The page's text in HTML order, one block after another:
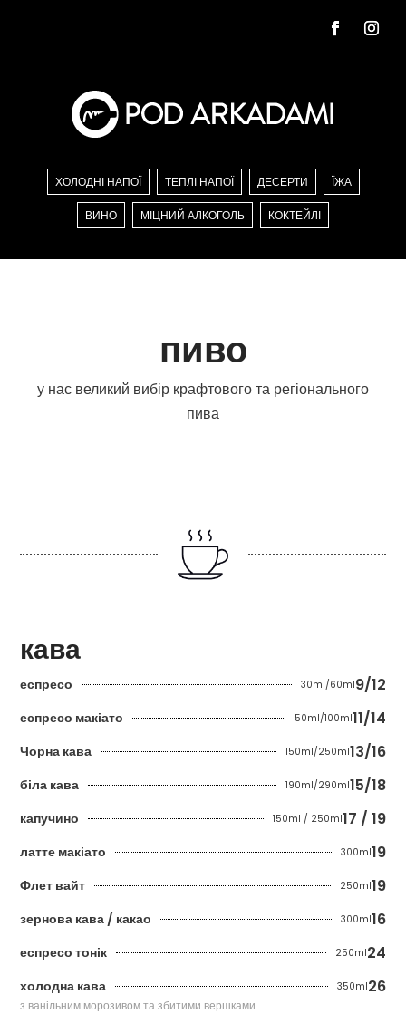
ХОЛОДНІ НАПОЇ ТЕПЛІ НАПОЇ ДЕСЕРТИ ЇЖА
ВИНО МІЦНИЙ АЛКОГОЛЬ КОКТЕЙЛІ
пиво
у нас великий вибір крафтового та регіонального
пива
кава
еспресо 30ml/60ml9/12
еспресо макіато 50ml/100ml11/14
Чорна кава 150ml/250ml13/16
біла кава 190ml/290ml15/18
капучино 150ml / 250ml17 / 19
латте макіато 300ml19
Флет вайт 250ml19
зернова кава / какао 300ml16
еспресо тонік 250ml24
холодна кава 350ml26
з ванільним морозивом та збитими вершками